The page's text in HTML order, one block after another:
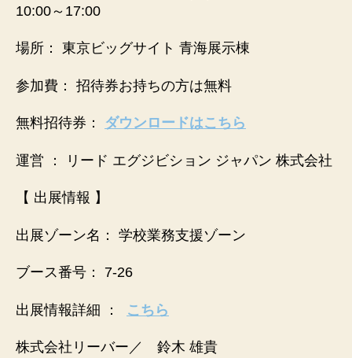
10:00～17:00
場所： 東京ビッグサイト 青海展示棟
参加費： 招待券お持ちの方は無料
無料招待券： ダウンロードはこちら
運営 ： リード エグジビション ジャパン 株式会社
【 出展情報 】
出展ゾーン名： 学校業務支援ゾーン
ブース番号： 7-26
出展情報詳細 ： こちら
株式会社リーバー／ 鈴木 雄貴